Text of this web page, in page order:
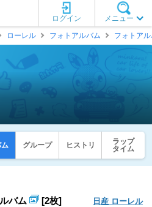
メニュー
ログイン
ローレル フォトアルバム フォトア
ム グループ ヒストリ
ラップ
タイム
バム [2枚] 日産 ローレル